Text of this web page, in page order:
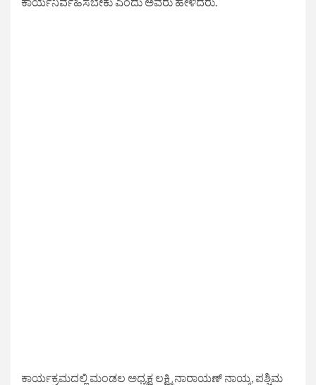
ಕಾರ್ಯಕ್ರಮದಲ್ಲಿ ಮಂಡಲ ಅಧ್ಯಕ್ಷ ಲಕ್ಷ್ಮಿ ನಾರಾಯಣ್ ನಾಯ್ಕ, ಪಶ್ಚಿಮ